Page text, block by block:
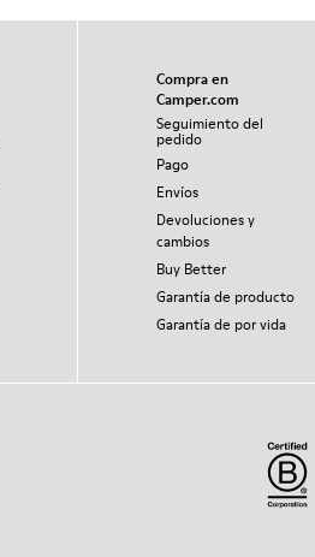
Compra en
Camper.com
Seguimiento del
pedido
Pago
Envíos
Devoluciones y
cambios
Buy Better
Garantía de producto
Garantía de por vida